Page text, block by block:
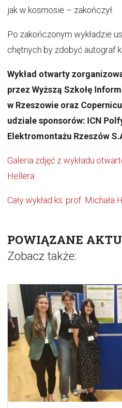
jak w kosmosie – zakończył.
Po zakończonym wykładzie
chętnych by zdobyć autograf
Wykład otwarty
przez Wyższą Szkołę
w Rzeszowie oraz
udziale sponsorów: ICN
Elektromontażu Rzeszów
Galeria zdjęć z wykładu
Hellera
Cały wykład ks. prof. Michała
POWIĄZANE
Zobacz także: